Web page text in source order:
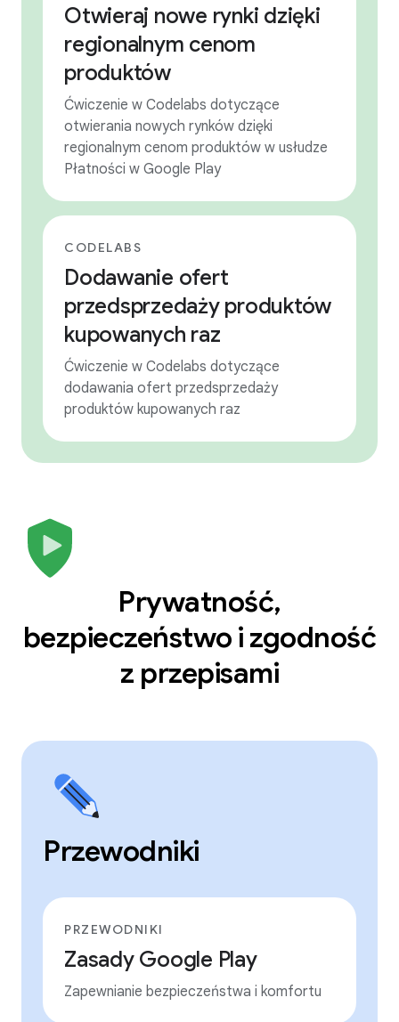
Otwieraj nowe rynki dzięki
regionalnym cenom
produktów
Ćwiczenie w Codelabs dotyczące
otwierania nowych rynków dzięki
regionalnym cenom produktów w usłudze
Płatności w Google Play
CODELABS
Dodawanie ofert
przedsprzedaży produktów
kupowanych raz
Ćwiczenie w Codelabs dotyczące
dodawania ofert przedsprzedaży
produktów kupowanych raz
Prywatność,
bezpieczeństwo i zgodność
z przepisami
Przewodniki
PRZEWODNIKI
Zasady Google Play
Zapewnianie bezpieczeństwa i komfortu